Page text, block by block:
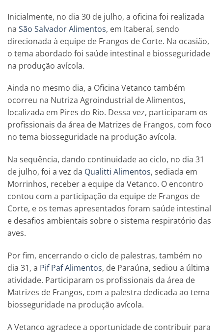
Inicialmente, no dia 30 de julho, a oficina foi realizada
na São Salvador Alimentos, em Itaberaí, sendo
direcionada à equipe de Frangos de Corte. Na ocasião,
o tema abordado foi saúde intestinal e biosseguridade
na produção avícola.
Ainda no mesmo dia, a Oficina Vetanco também
ocorreu na Nutriza Agroindustrial de Alimentos,
localizada em Pires do Rio. Dessa vez, participaram os
profissionais da área de Matrizes de Frangos, com foco
no tema biosseguridade na produção avícola.
Na sequência, dando continuidade ao ciclo, no dia 31
de julho, foi a vez da Qualitti Alimentos, sediada em
Morrinhos, receber a equipe da Vetanco. O encontro
contou com a participação da equipe de Frangos de
Corte, e os temas apresentados foram saúde intestinal
e desafios ambientais sobre o sistema respiratório das
aves.
Por fim, encerrando o ciclo de palestras, também no
dia 31, a Pif Paf Alimentos, de Paraúna, sediou a última
atividade. Participaram os profissionais da área de
Matrizes de Frangos, com a palestra dedicada ao tema
biosseguridade na produção avícola.
A Vetanco agradece a oportunidade de contribuir para